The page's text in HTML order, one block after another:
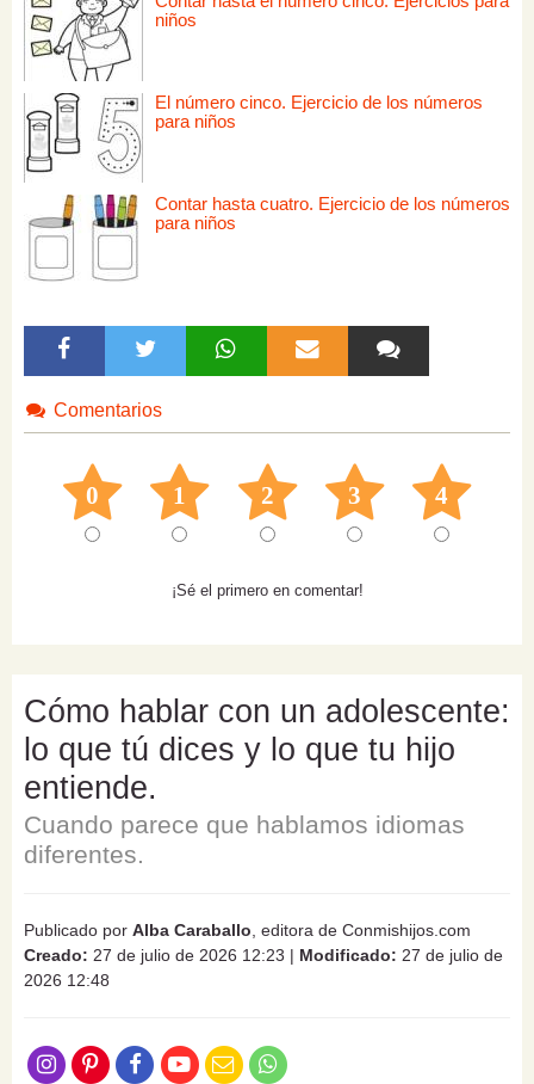
niños
El número cinco. Ejercicio de los números
para niños
Contar hasta cuatro. Ejercicio de los números
para niños
Comentarios
0 1 2 3 4
¡Sé el primero en comentar!
Cómo hablar con un adolescente:
lo que tú dices y lo que tu hijo
entiende.
Cuando parece que hablamos idiomas
diferentes.
Publicado por Alba Caraballo, editora de Conmishijos.com
Creado: 27 de julio de 2026 12:23 | Modificado: 27 de julio de
2026 12:48